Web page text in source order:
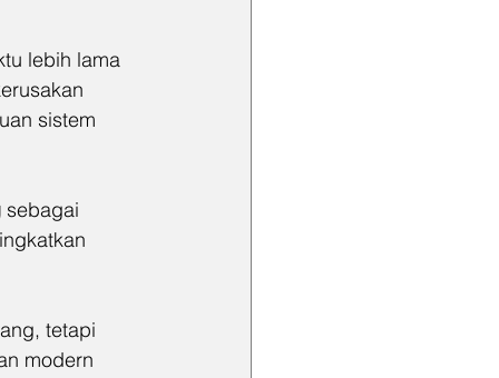
lebih lama
sistem
sebagai
tetapi
modern